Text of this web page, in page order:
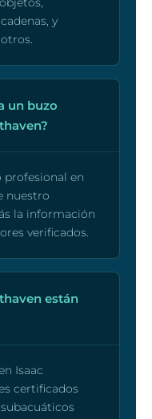
y
un buzo
profesional en
nuestro
la información
verificados.
están
Isaac
certificados